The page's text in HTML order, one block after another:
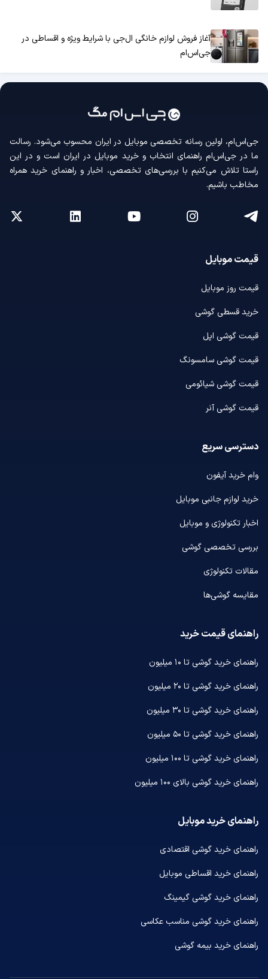
آغاز فروش لوازم خانگی ال‌جی با شرایط ویژه و اقساطی در
جی‌اس‌ام
جی‌اس‌ام، اولین رسانه‌ تخصصی موبایل در ایران محسوب می‌شود. رسالت
ما در جی‌اس‌ام راهنمای انتخاب و خرید موبایل در ایران است و در این
راستا تلاش می‌کنیم با بررسی‌های تخصصی، اخبار و راهنمای خرید همراه
مخاطب باشیم.
قیمت موبایل
قیمت روز موبایل
خرید قسطی گوشی
قیمت گوشی اپل
قیمت گوشی سامسونگ
قیمت گوشی شیائومی
قیمت گوشی آنر
دسترسی سریع
وام خرید آیفون
خرید لوازم جانبی موبایل
اخبار تکنولوژی و موبایل
بررسی تخصصی گوشی
مقالات تکنولوژی
مقایسه گوشی‌ها
راهنمای قیمت خرید
راهنمای خرید گوشی تا ۱۰ میلیون
راهنمای خرید گوشی تا ۲۰ میلیون
راهنمای خرید گوشی تا ۳۰ میلیون
راهنمای خرید گوشی تا ۵۰ میلیون
راهنمای خرید گوشی تا ۱۰۰ میلیون
راهنمای خرید گوشی بالای ۱۰۰ میلیون
راهنمای خرید موبایل
راهنمای خرید گوشی اقتصادی
راهنمای خرید اقساطی موبایل
راهنمای خرید گوشی گیمینگ
راهنمای خرید گوشی مناسب عکاسی
راهنمای خرید بیمه گوشی